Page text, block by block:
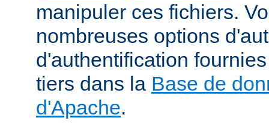
manipuler ces fichiers.
nombreuses options
d'authentification
tiers dans la Base de
d'Apache.